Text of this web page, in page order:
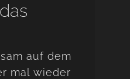
auf dem
mal wieder